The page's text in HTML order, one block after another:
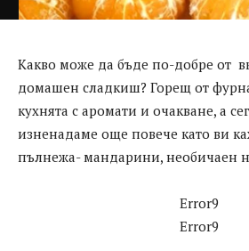
Какво може да бъде по-добре от
домашен сладкиш? Горещ от
кухнята с аромати и очакване, а
изненадаме още повече като ви
пълнежа- мандарини, необичаен
Error9
Error9